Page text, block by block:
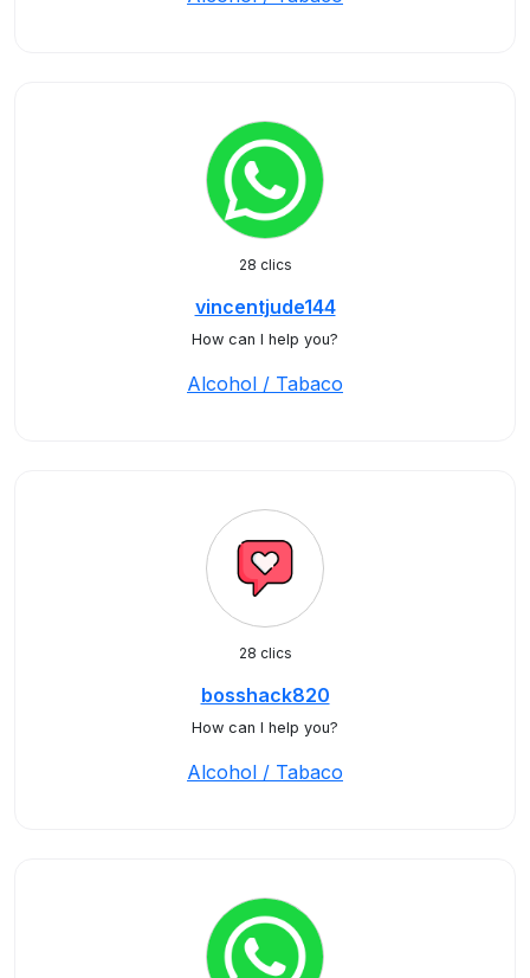
28 clics
vincentjude144
How can I help you?
Alcohol / Tabaco
28 clics
bosshack820
How can I help you?
Alcohol / Tabaco